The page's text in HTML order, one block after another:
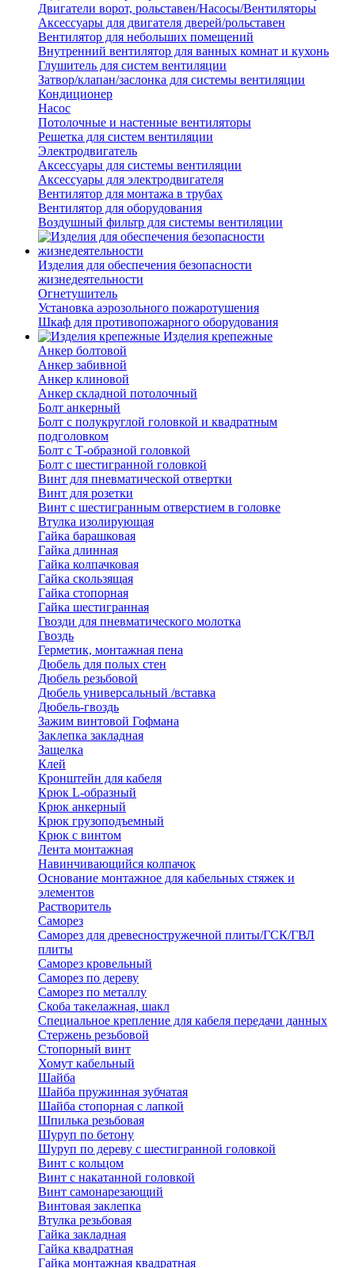
Двигатели ворот, рольставен/Насосы/Вентиляторы
Аксессуары для двигателя дверей/рольставен
Вентилятор для небольших помещений
Внутренний вентилятор для ванных комнат и кухонь
Глушитель для систем вентиляции
Затвор/клапан/заслонка для системы вентиляции
Кондиционер
Насос
Потолочные и настенные вентиляторы
Решетка для систем вентиляции
Электродвигатель
Аксессуары для системы вентиляции
Аксессуары для электродвигателя
Вентилятор для монтажа в трубах
Вентилятор для оборудования
Воздушный фильтр для системы вентиляции
Изделия для обеспечения безопасности
жизнедеятельности
Огнетушитель
Установка аэрозольного пожаротушения
Шкаф для противопожарного оборудования
Изделия крепежные
Анкер болтовой
Анкер забивной
Анкер клиновой
Анкер складной потолочный
Болт анкерный
Болт с полукруглой головкой и квадратным
подголовком
Болт с Т-образной головкой
Болт с шестигранной головкой
Винт для пневматической отвертки
Винт для розетки
Винт с шестигранным отверстием в головке
Втулка изолирующая
Гайка барашковая
Гайка длинная
Гайка колпачковая
Гайка скользящая
Гайка стопорная
Гайка шестигранная
Гвозди для пневматического молотка
Гвоздь
Герметик, монтажная пена
Дюбель для полых стен
Дюбель резьбовой
Дюбель универсальный /вставка
Дюбель-гвоздь
Зажим винтовой Гофмана
Заклепка закладная
Защелка
Клей
Кронштейн для кабеля
Крюк L-образный
Крюк анкерный
Крюк грузоподъемный
Крюк с винтом
Лента монтажная
Навинчивающийся колпачок
Основание монтажное для кабельных стяжек и
элементов
Растворитель
Саморез
Саморез для древесностружечной плиты/ГСК/ГВЛ
плиты
Саморез кровельный
Саморез по дереву
Саморез по металлу
Скоба такелажная, шакл
Специальное крепление для кабеля передачи данных
Стержень резьбовой
Стопорный винт
Хомут кабельный
Шайба
Шайба пружинная зубчатая
Шайба стопорная с лапкой
Шпилька резьбовая
Шуруп по бетону
Шуруп по дереву с шестигранной головкой
Винт с кольцом
Винт с накатанной головкой
Винт самонарезающий
Винтовая заклепка
Втулка резьбовая
Гайка закладная
Гайка квадратная
Гайка монтажная квадратная